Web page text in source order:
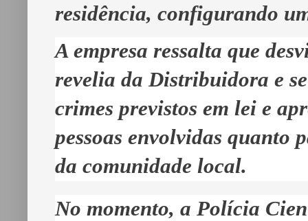
residência, configurando
A empresa ressalta que
revelia da Distribuidora e
crimes previstos em lei e
pessoas envolvidas quanto
da comunidade local.
No momento, a Polícia